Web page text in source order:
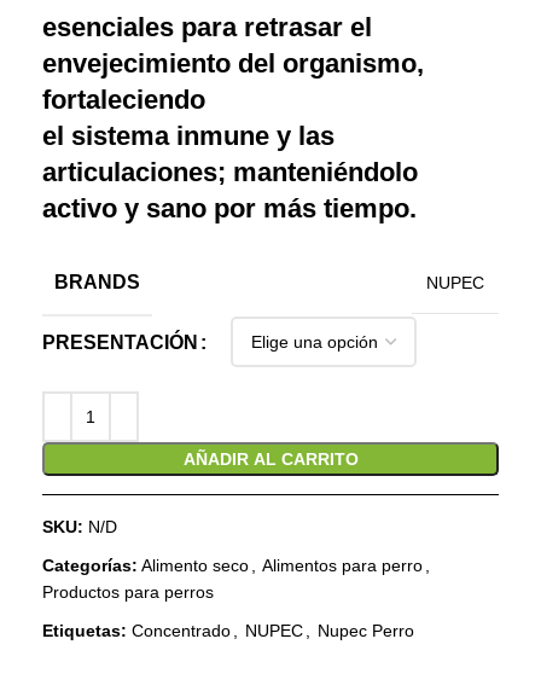
esenciales para retrasar el
envejecimiento del organismo,
fortaleciendo
el sistema inmune y las
articulaciones; manteniéndolo
activo y sano por más tiempo.
BRANDS NUPEC
PRESENTACIÓN
AÑADIR AL CARRITO
SKU: N/D
Categorías: Alimento seco Alimentos para perro
Productos para perros
Etiquetas: Concentrado NUPEC Nupec Perro